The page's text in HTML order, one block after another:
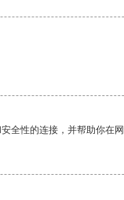
全性的连接，并帮助你在网